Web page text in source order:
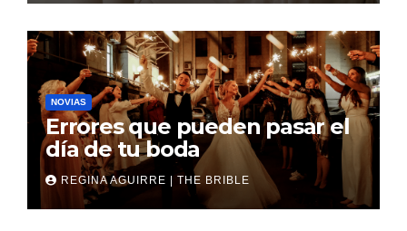
NOVIAS
Errores que pueden pasar el
día de tu boda
REGINA AGUIRRE | THE BRIBLE